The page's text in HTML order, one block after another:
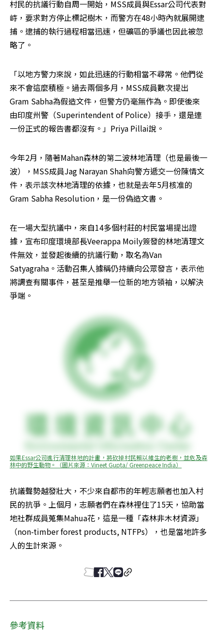
村民的抗議行動自周一開始，MSS成員與Essar公司代表對
峙，要求對方停止標記樹木，而警方在48小時內就展開逮
捕。逮捕的執行過程相當迅速，但礦區的爭議也因此被忽
略了。
「以地方警力來說，如此迅速的行動相當不尋常。他們從
來不會這麼積極。過去兩個多月，MSS成員數次提出
Gram Sabha為假造文件，但警方仍毫無作為。即使後來
由印度州警（Superintendent of Police）接手，還是連
一份正式的報告書都沒有。」Priya Pillai說。
今年2月，隨著Mahan森林的第二波林地清理（也是最後一
波），MSS成員Jag Narayan Shah向警方遞交一份陳情文
件，表示該次林地清理的依據，也就是去年5月核准的
Gram Sabha Resolution，是一份偽造文書。
在一場大型抗議中，來自14多個村莊的村民當場提出證
據，宣布印度環境部長Veerappa Moily簽發的林地清理文
件無效，並發起後續的抗議行動，取名為Van
Satyagraha。活動召集人據稱仍持續向公眾發言，表示他
將調查有關事件，甚至是推舉一位新的地方領袖，以解決
爭端。
如果Essar公司進行清理林地的計畫，將砍掉村民賴以維生的老樹，並危及森
林中的野生動物。（圖片來源：Vineet Gupta/ Greenpeace India）
抗議聲勢越發壯大，不少來自都市的年輕志願者也加入村
民的抗爭。上個月，志願者們在森林裡住了15天，協助當
地社群成員蒐集Mahua花，這是一種「森林非木材資源」
（non-timber forest products, NTFPs），也是當地許多
人的生計來源。
參考資料